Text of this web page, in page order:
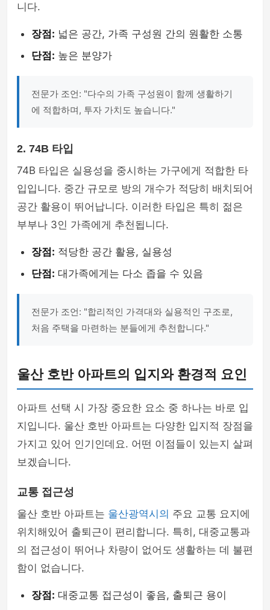
니다.
장점: 넓은 공간, 가족 구성원 간의 원활한 소통
단점: 높은 분양가
전문가 조언: "다수의 가족 구성원이 함께 생활하기
에 적합하며, 투자 가치도 높습니다."
2. 74B 타입
74B 타입은 실용성을 중시하는 가구에게 적합한 타
입입니다. 중간 규모로 방의 개수가 적당히 배치되어
공간 활용이 뛰어납니다. 이러한 타입은 특히 젊은
부부나 3인 가족에게 추천됩니다.
장점: 적당한 공간 활용, 실용성
단점: 대가족에게는 다소 좁을 수 있음
전문가 조언: "합리적인 가격대와 실용적인 구조로,
처음 주택을 마련하는 분들에게 추천합니다."
울산 호반 아파트의 입지와 환경적 요인
아파트 선택 시 가장 중요한 요소 중 하나는 바로 입
지입니다. 울산 호반 아파트는 다양한 입지적 장점을
가지고 있어 인기인데요. 어떤 이점들이 있는지 살펴
보겠습니다.
교통 접근성
울산 호반 아파트는 울산광역시의 주요 교통 요지에
위치해있어 출퇴근이 편리합니다. 특히, 대중교통과
의 접근성이 뛰어나 차량이 없어도 생활하는 데 불편
함이 없습니다.
장점: 대중교통 접근성이 좋음, 출퇴근 용이